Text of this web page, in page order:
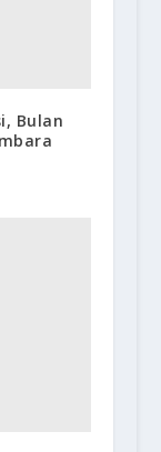
Bulan